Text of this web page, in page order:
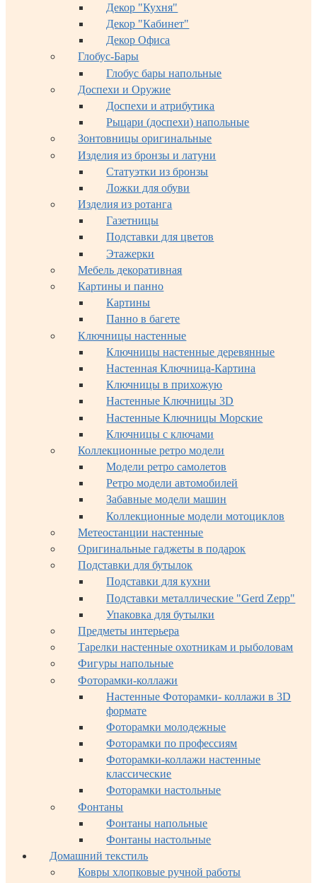
Декор "Кухня"
Декор "Кабинет"
Декор Офиса
Глобус-Бары
Глобус бары напольные
Доспехи и Оружие
Доспехи и атрибутика
Рыцари (доспехи) напольные
Зонтовницы оригинальные
Изделия из бронзы и латуни
Статуэтки из бронзы
Ложки для обуви
Изделия из ротанга
Газетницы
Подставки для цветов
Этажерки
Мебель декоративная
Картины и панно
Картины
Панно в багете
Ключницы настенные
Ключницы настенные деревянные
Настенная Ключница-Картина
Ключницы в прихожую
Настенные Ключницы 3D
Настенные Ключницы Морские
Ключницы с ключами
Коллекционные ретро модели
Модели ретро самолетов
Ретро модели автомобилей
Забавные модели машин
Коллекционные модели мотоциклов
Метеостанции настенные
Оригинальные гаджеты в подарок
Подставки для бутылок
Подставки для кухни
Подставки металлические "Gerd Zepp"
Упаковка для бутылки
Предметы интерьера
Тарелки настенные охотникам и рыболовам
Фигуры напольные
Фоторамки-коллажи
Настенные Фоторамки- коллажи в 3D
формате
Фоторамки молодежные
Фоторамки по профессиям
Фоторамки-коллажи настенные
классические
Фоторамки настольные
Фонтаны
Фонтаны напольные
Фонтаны настольные
Домашний текстиль
Ковры хлопковые ручной работы